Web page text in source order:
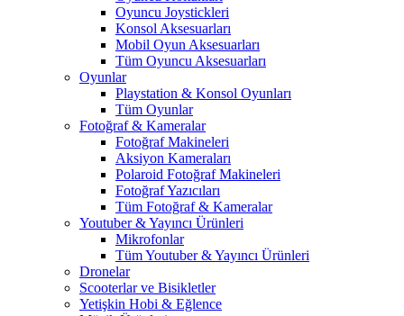
Oyuncu Joystickleri
Konsol Aksesuarları
Mobil Oyun Aksesuarları
Tüm Oyuncu Aksesuarları
Oyunlar
Playstation & Konsol Oyunları
Tüm Oyunlar
Fotoğraf & Kameralar
Fotoğraf Makineleri
Aksiyon Kameraları
Polaroid Fotoğraf Makineleri
Fotoğraf Yazıcıları
Tüm Fotoğraf & Kameralar
Youtuber & Yayıncı Ürünleri
Mikrofonlar
Tüm Youtuber & Yayıncı Ürünleri
Dronelar
Scooterlar ve Bisikletler
Yetişkin Hobi & Eğlence